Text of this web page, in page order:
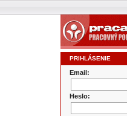
PRIHLÁSENIE
Email:
Heslo: